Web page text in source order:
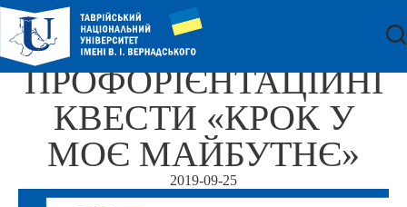
ПРОФОРІЄНТАЦІЙНІ
КВЕСТИ «КРОК У
МОЄ МАЙБУТНЄ»
2019-09-25